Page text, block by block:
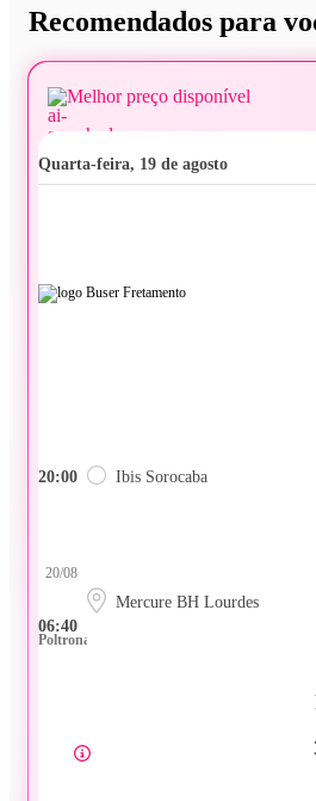
Recomendados para
Melhor preço disponível
quarta-feira, 19 de agosto
20:00 Ibis Sorocaba
06:40
20/08
Mercure BH Lourdes
Poltrona